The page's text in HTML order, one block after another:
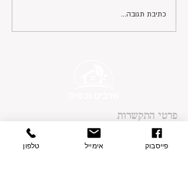
כתיבת תגובה...
פרטי התקשרות
077-9335060
טלפון אימייל פייסבוק